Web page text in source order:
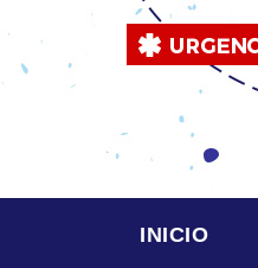
INICIO